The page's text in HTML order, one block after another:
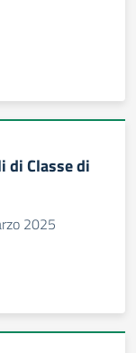
di Classe di
2025